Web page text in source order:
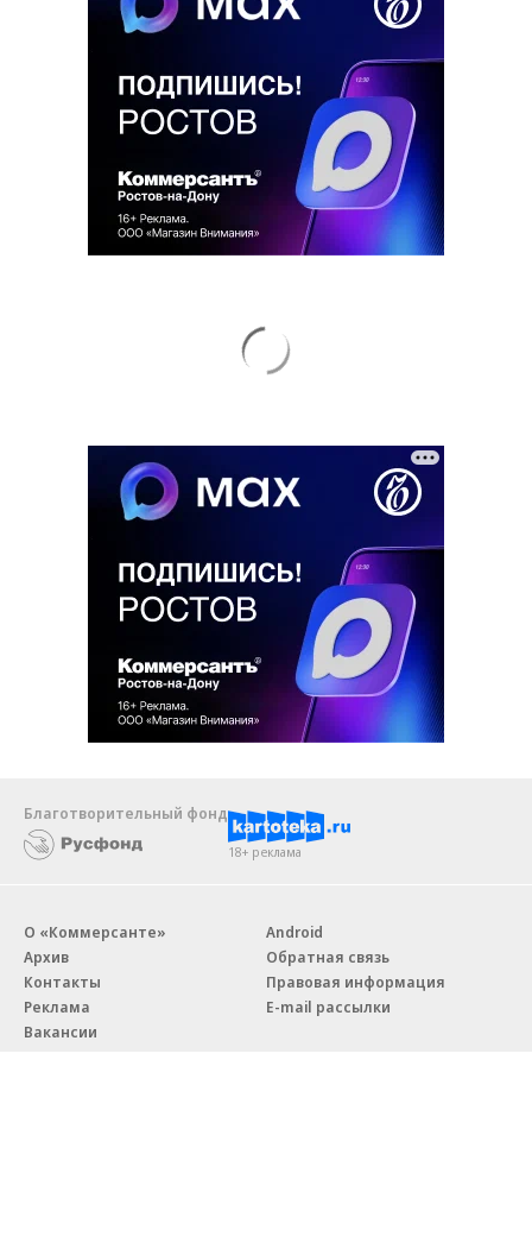
Благотворительный фонд
18+ реклама
О «Коммерсанте»
Архив
Контакты
Реклама
Вакансии
Android
Обратная связь
Правовая информация
E-mail рассылки